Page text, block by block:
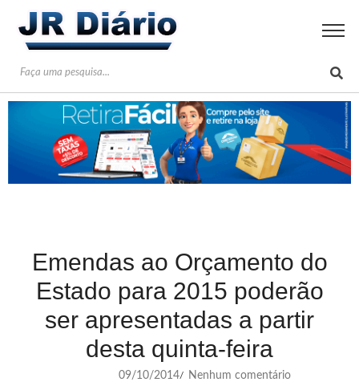
Emendas ao Orçamento do
Estado para 2015 poderão
ser apresentadas a partir
desta quinta-feira
09/10/2014/ Nenhum comentário